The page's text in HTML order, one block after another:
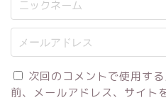
次回のコメントで使用す
前、メールアドレス、サイト